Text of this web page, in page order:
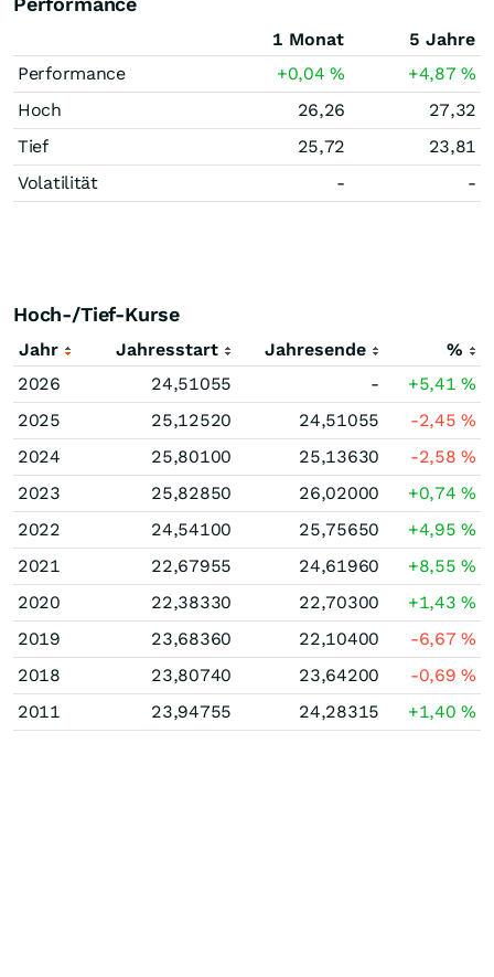
1 Monat
5 Jahre
Performance
+0,04% +4,87%
Hoch
26,26
27,32
Tief
25,72
23,81
Volatilität
- -
Hoch-/Tief-Kurse
Jahr Jahresstart Jahresende
%
2026
24,51055 - +5,41%
2025
25,12520 24,51055 -2,45%
2024
25,80100 25,13630 -2,58%
2023
25,82850 26,02000 +0,74%
2022
24,54100 25,75650 +4,95%
2021
22,67955 24,61960 +8,55%
2020
22,38330 22,70300 +1,43%
2019
23,68360 22,10400 -6,67%
2018
23,80740 23,64200 -0,69%
2011
23,94755 24,28315 +1,40%